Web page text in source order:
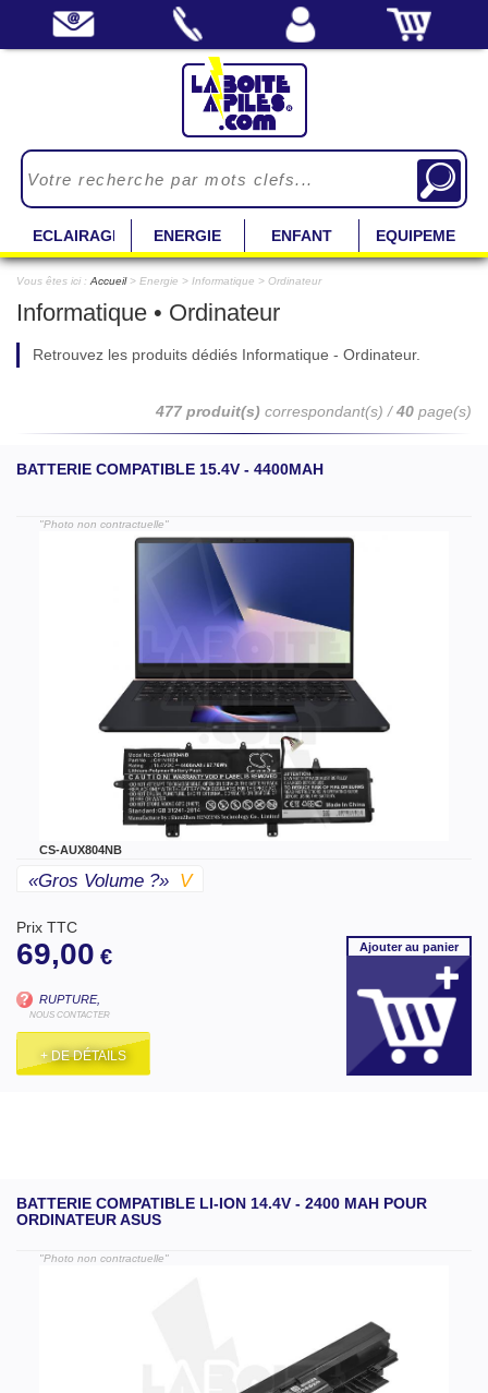
ECLAIRAGE ENERGIE ENFANT EQUIPEMENT
Vous êtes ici : Accueil> Energie > Informatique > Ordinateur
Informatique • Ordinateur
Retrouvez les produits dédiés Informatique - Ordinateur.
477 produit(s) correspondant(s) /40 page(s)
BATTERIE COMPATIBLE 15.4V - 4400MAH
"Photo non contractuelle"
CS-AUX804NB
«gros Volume ?» V
Prix TTC
69,00 €
RUPTURE,
NOUS CONTACTER
+ DE DÉTAILS
Ajouterau panier
BATTERIE COMPATIBLE LI-ION 14.4V - 2400 MAH POUR
ORDINATEUR ASUS
"Photo non contractuelle"